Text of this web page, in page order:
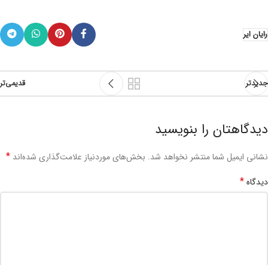
رایان ایر
جدیدتر قدیمی‌تر
دیدگاهتان را بنویسید
نشانی ایمیل شما منتشر نخواهد شد. بخش‌های موردنیاز علامت‌گذاری شده‌اند *
دیدگاه*